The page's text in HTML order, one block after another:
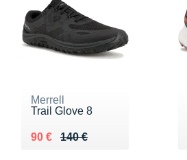
Merrell
Trail Glove 8
140 €
Au lieu de 140 €
90 €
Vendu 90 €